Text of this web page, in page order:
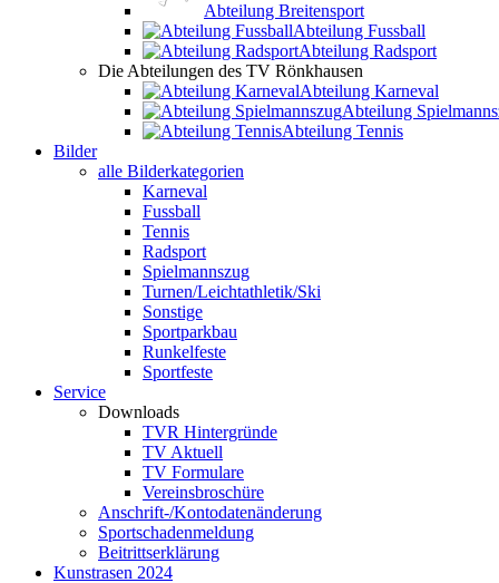
Abteilung Breitensport
Abteilung Fussball
Abteilung Radsport
Die Abteilungen des TV Rönkhausen
Abteilung Karneval
Abteilung
Abteilung Tennis
Bilder
alle Bilderkategorien
Karneval
Fussball
Tennis
Radsport
Spielmannszug
Turnen/Leichtathletik/Ski
Sonstige
Sportparkbau
Runkelfeste
Sportfeste
Service
Downloads
TVR Hintergründe
TV Aktuell
TV Formulare
Vereinsbroschüre
Anschrift-/Kontodatenänderung
Sportschadenmeldung
Beitrittserklärung
Kunstrasen 2024